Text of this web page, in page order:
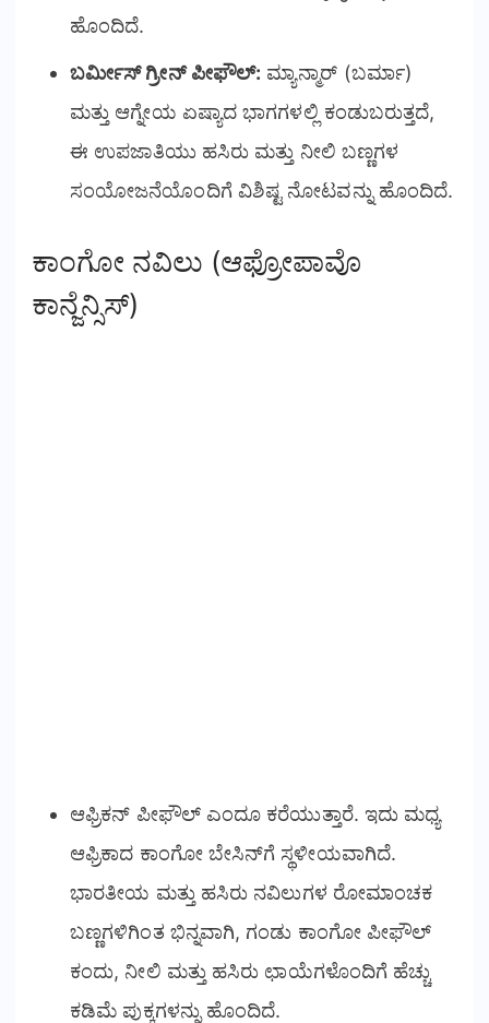
ಹೊಂದಿದೆ.
ಬರ್ಮೀಸ್ ಗ್ರೀನ್ ಪೀಫೌಲ್: ಮ್ಯಾನ್ಮಾರ್ (ಬರ್ಮಾ)
ಮತ್ತು ಆಗ್ನೇಯ ಏಷ್ಯಾದ ಭಾಗಗಳಲ್ಲಿ ಕಂಡುಬರುತ್ತದೆ,
ಈ ಉಪಜಾತಿಯು ಹಸಿರು ಮತ್ತು ನೀಲಿ ಬಣ್ಣಗಳ
ಸಂಯೋಜನೆಯೊಂದಿಗೆ ವಿಶಿಷ್ಟ ನೋಟವನ್ನು ಹೊಂದಿದೆ.
ಕಾಂಗೋ ನವಿಲು (ಆಫ್ರೋಪಾವೊ
ಕಾನ್ಜೆನ್ಸಿಸ್)
ಆಫ್ರಿಕನ್ ಪೀಫೌಲ್ ಎಂದೂ ಕರೆಯುತ್ತಾರೆ. ಇದು ಮಧ್ಯ
ಆಫ್ರಿಕಾದ ಕಾಂಗೋ ಬೇಸಿನ್‌ಗೆ ಸ್ಥಳೀಯವಾಗಿದೆ.
ಭಾರತೀಯ ಮತ್ತು ಹಸಿರು ನವಿಲುಗಳ ರೋಮಾಂಚಕ
ಬಣ್ಣಗಳಿಗಿಂತ ಭಿನ್ನವಾಗಿ, ಗಂಡು ಕಾಂಗೋ ಪೀಫೌಲ್
ಕಂದು, ನೀಲಿ ಮತ್ತು ಹಸಿರು ಛಾಯೆಗಳೊಂದಿಗೆ ಹೆಚ್ಚು
ಕಡಿಮೆ ಪುಕ್ಕಗಳನ್ನು ಹೊಂದಿದೆ.